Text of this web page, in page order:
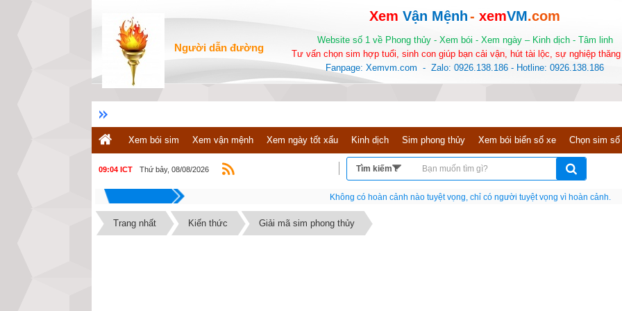
Người dẫn đường
Xem Vận Mệnh- xemVM.com
Website số 1 về Phong thủy - Xem bói - Xem ngày – Kinh dịch - Tâm linh
Tư vấn chọn sim hợp tuổi, sinh con giúp bạn cải vận, hút tài lộc, sự nghiệp
Fanpage: Xemvm.com - Zalo: 0926.138.186 - Hotline: 0926.138.186
Xem bói sim Xem vận mệnh Xem ngày tốt xấu Kinh dịch Sim phong thủy Xem bói biển số xe Chọn sim số
09:04 ICT Thứ bảy, 08/08/2026
Nếu như không chịu học tập thì cho dù đi vạn dặm đường cũng chỉ là anh đưa thư.
Trang nhất Kiến thức Giải mã sim phong thủy